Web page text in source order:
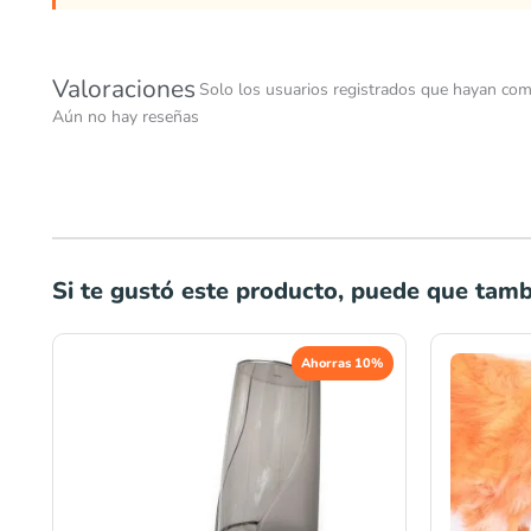
Valoraciones
Aún no hay reseñas
Solo los usuarios registrados que hayan
Si te gustó este producto, puede que
Ahorras 10%
precio
actual
S/48.60.